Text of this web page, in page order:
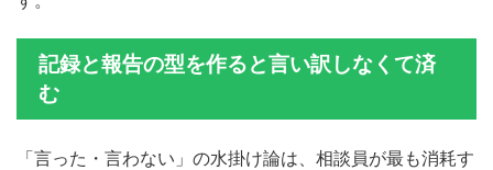
記録と報告の型を作ると言い訳しなくて済
む
「言った・言わない」の水掛け論は、相談員が最も消耗す